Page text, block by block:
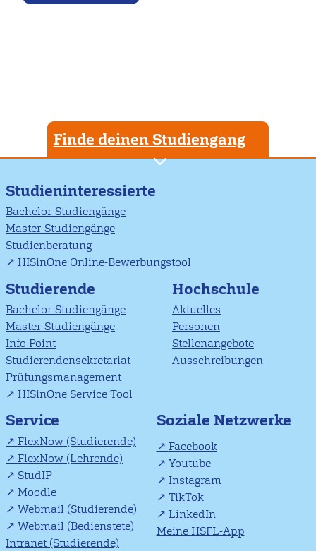
Finde deinen Studiengang
Studieninteressierte
Bachelor-Studiengänge
Master-Studiengänge
Studienberatung
HISinOne Online-Bewerbungstool
Studierende
Bachelor-Studiengänge
Master-Studiengänge
Info Point
Studierendensekretariat
Prüfungsmanagement
HISinOne Service Tool
Hochschule
Aktuelles
Personen
Stellenangebote
Ausschreibungen
Service
FlexNow (Studierende)
FlexNow (Lehrende)
StudIP
Moodle
Webmail (Studierende)
Webmail (Bedienstete)
Intranet (Studierende)
Soziale Netzwerke
Facebook
Youtube
Instagram
TikTok
LinkedIn
Meine HSFL-App